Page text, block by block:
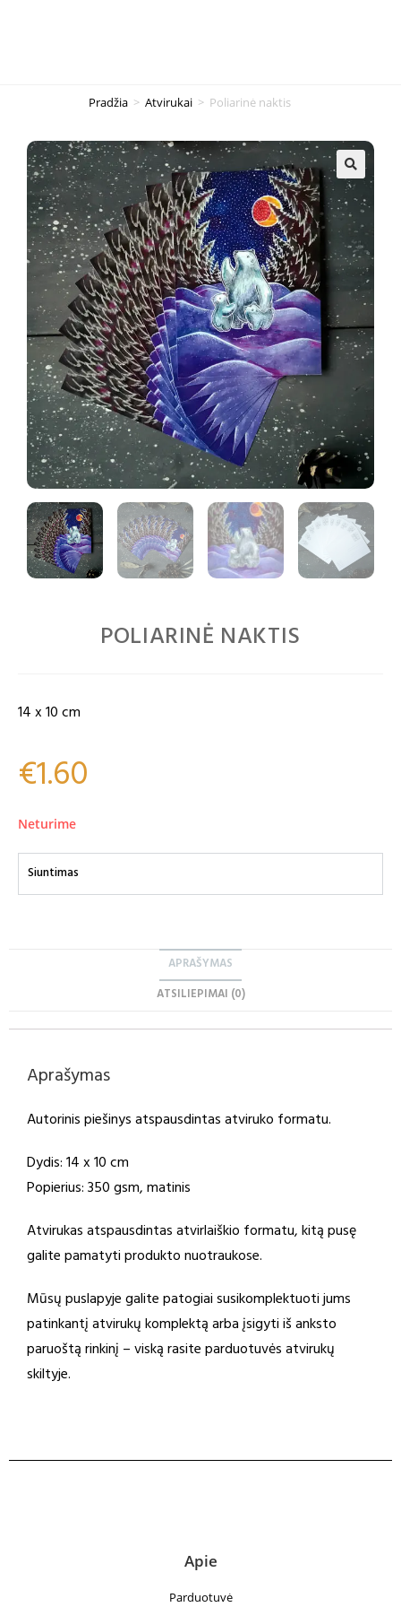
Pradžia > Atvirukai > Poliarinė naktis
🔍
POLIARINĖ NAKTIS
14 x 10 cm
€1.60
Neturime
Siuntimas
APRAŠYMAS
ATSILIEPIMAI (0)
Aprašymas
Autorinis piešinys atspausdintas atviruko formatu.
Dydis: 14 x 10 cm
Popierius: 350 gsm, matinis
Atvirukas atspausdintas atvirlaiškio formatu, kitą pusę
galite pamatyti produkto nuotraukose.
Mūsų puslapyje galite patogiai susikomplektuoti jums
patinkantį atvirukų komplektą arba įsigyti iš anksto
paruoštą rinkinį – viską rasite parduotuvės atvirukų
skiltyje.
Apie
Parduotuvė